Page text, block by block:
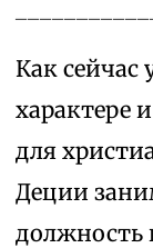
Как сейчас
характере
для
Деции
должность